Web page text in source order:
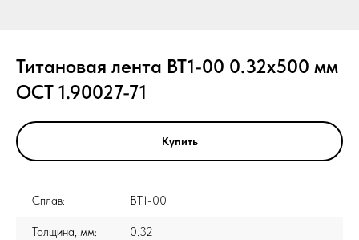
Титановая лента ВТ1-00 0.32x500 мм
ОСТ 1.90027-71
Купить
Сплав: ВТ1-00
Толщина, мм: 0.32